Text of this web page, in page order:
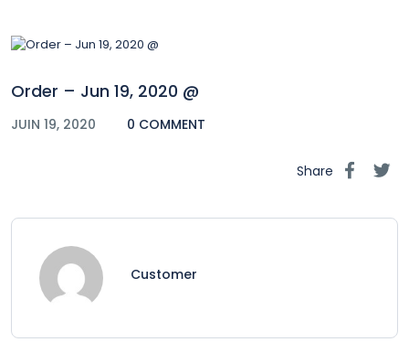
Order – Jun 19, 2020 @
JUIN 19, 2020 0 COMMENT
Share
Customer